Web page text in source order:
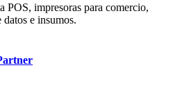
POS, impresoras para comercio,
datos e insumos.